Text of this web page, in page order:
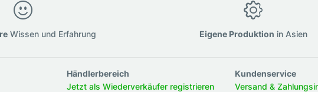
Wissen und Erfahrung Eigene Produktion in Asien
Händlerbereich
Jetzt als Wiederverkäufer registrieren
Kundenservice
Versand &